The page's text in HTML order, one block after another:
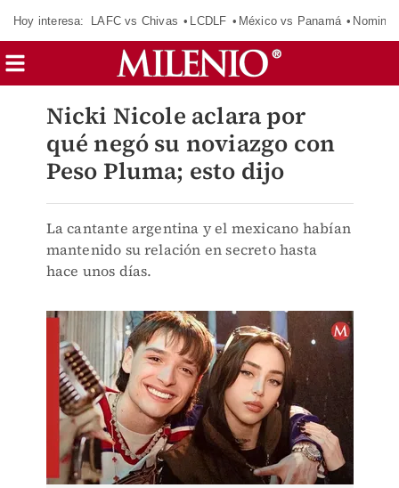
Hoy interesa: LAFC vs Chivas LCDLF México vs Panamá
Nicki Nicole aclara por
qué negó su noviazgo con
Peso Pluma; esto dijo
La cantante argentina y el mexicano habían
mantenido su relación en secreto hasta
hace unos días.